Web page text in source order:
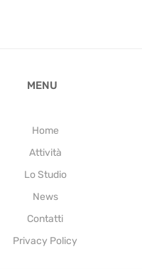
MENU
Home
Attività
Lo Studio
News
Contatti
Privacy Policy